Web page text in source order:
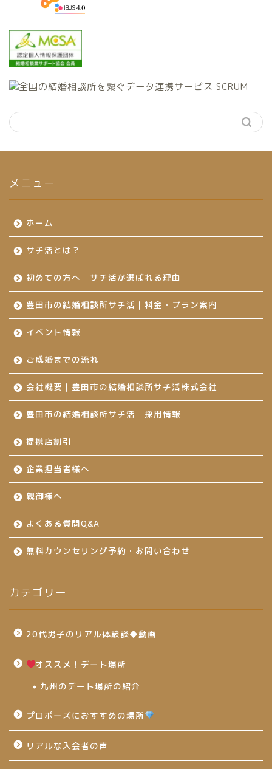
メニュー
ホーム
サチ活とは？
初めての方へ サチ活が選ばれる理由
豊田市の結婚相談所サチ活｜料金・プラン案内
イベント情報
ご成婚までの流れ
会社概要｜豊田市の結婚相談所サチ活株式会社
豊田市の結婚相談所サチ活 採用情報
提携店割引
企業担当者様へ
親御様へ
よくある質問Q&A
無料カウンセリング予約・お問い合わせ
カテゴリー
20代男子のリアル体験談◆動画
オススメ！デート場所
九州のデート場所の紹介
プロポーズにおすすめの場所
リアルな入会者の声